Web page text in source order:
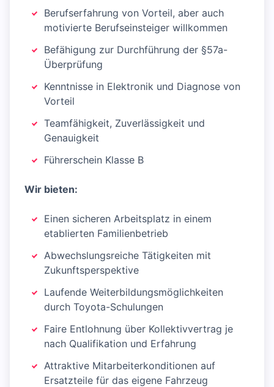
Berufserfahrung von Vorteil, aber auch
motivierte Berufseinsteiger willkommen
Befähigung zur Durchführung der §57a-
Überprüfung
Kenntnisse in Elektronik und Diagnose von
Vorteil
Teamfähigkeit, Zuverlässigkeit und
Genauigkeit
Führerschein Klasse B
Wir bieten:
Einen sicheren Arbeitsplatz in einem
etablierten Familienbetrieb
Abwechslungsreiche Tätigkeiten mit
Zukunftsperspektive
Laufende Weiterbildungsmöglichkeiten
durch Toyota-Schulungen
Faire Entlohnung über Kollektivvertrag je
nach Qualifikation und Erfahrung
Attraktive Mitarbeiterkonditionen auf
Ersatzteile für das eigene Fahrzeug